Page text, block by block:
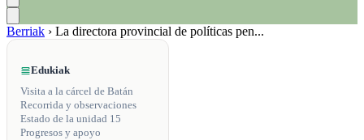
Berriak › La directora provincial de políticas pen...
Edukiak
Visita a la cárcel de Batán
Recorrida y observaciones
Estado de la unidad 15
Progresos y apoyo